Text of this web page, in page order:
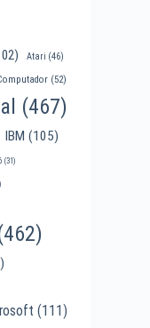
Atari (46)
(52)
(467)
IBM (105)
(31)
(111)